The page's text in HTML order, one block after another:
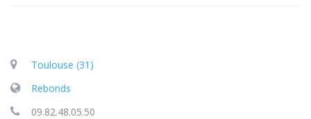
Toulouse (31)
Rebonds
09.82.48.05.50